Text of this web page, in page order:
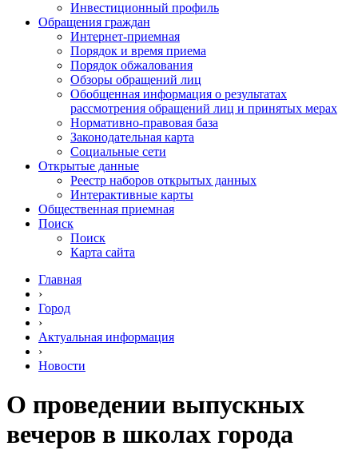
Инвестиционный профиль
Обращения граждан
Интернет-приемная
Порядок и время приема
Порядок обжалования
Обзоры обращений лиц
Обобщенная информация о результатах
рассмотрения обращений лиц и принятых мерах
Нормативно-правовая база
Законодательная карта
Социальные сети
Открытые данные
Реестр наборов открытых данных
Интерактивные карты
Общественная приемная
Поиск
Поиск
Карта сайта
Главная
›
Город
›
Актуальная информация
›
Новости
О проведении выпускных
вечеров в школах города